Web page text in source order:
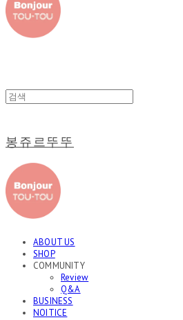
봉쥬르뚜뚜
ABOUT US
SHOP
COMMUNITY
Review
Q&A
BUSINESS
NOITICE